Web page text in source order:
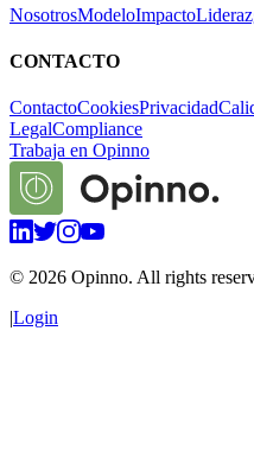
NosotrosModeloImpacto
CONTACTO
ContactoCookiesPrivacidad
LegalCompliance
Trabaja en Opinno
© 2026 Opinno. All rights
|Login